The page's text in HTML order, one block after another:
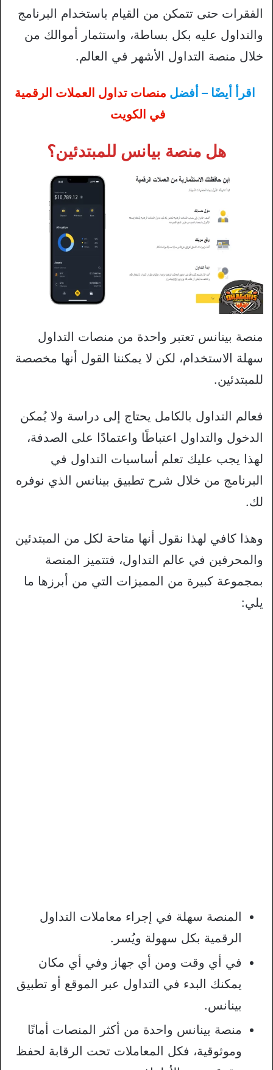
الفقرات حتى تتمكن من القيام باستخدام البرنامج
والتداول عليه بكل بساطة، واستثمار أموالك من
خلال منصة التداول الأشهر في العالم.
اقرأ أيضًا – أفضل منصات تداول العملات الرقمية
في الكويت
هل منصة بيانس للمبتدئين؟
منصة بينانس تعتبر واحدة من منصات التداول
سهلة الاستخدام، لكن لا يمكننا القول أنها مخصصة
للمبتدئين.
فعالم التداول بالكامل يحتاج إلى دراسة ولا يُمكن
الدخول والتداول اعتباطًا واعتمادًا على الصدفة،
لهذا يجب عليك تعلم أساسيات التداول في
البرنامج من خلال شرح تطبيق بينانس الذي نوفره
لك.
وهذا كافي لهذا نقول أنها متاحة لكل من المبتدئين
والمحرفين في عالم التداول، فتتميز المنصة
بمجموعة كبيرة من المميزات التي من أبرزها ما
يلي:
المنصة سهلة في إجراء معاملات التداول
الرقمية بكل سهولة ويُسر.
في أي وقت ومن أي جهاز وفي أي مكان
يمكنك البدء في التداول عبر الموقع أو تطبيق
بينانس.
منصة بينانس واحدة من أكثر المنصات أمانًا
وموثوقية، فكل المعاملات تحت الرقابة لحفظ